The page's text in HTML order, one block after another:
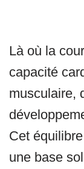
Là où la
capacité
musculaire,
Cet
une base